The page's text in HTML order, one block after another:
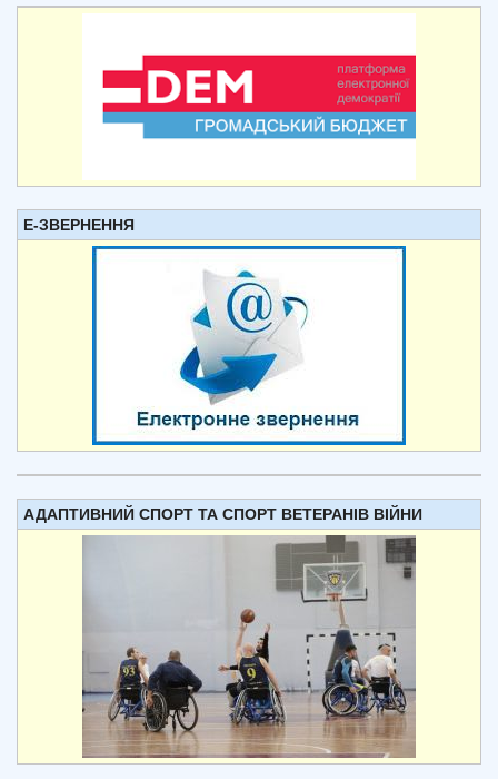
Е-ЗВЕРНЕННЯ
АДАПТИВНИЙ СПОРТ ТА СПОРТ ВЕТЕРАНІВ ВІЙНИ